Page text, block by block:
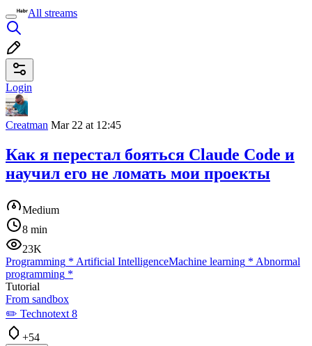
All streams
Login
Creatman Mar 22 at 12:45
Как я перестал бояться Claude Code и
научил его не ломать мои проекты
Medium
8 min
23K
Programming * Artificial IntelligenceMachine learning * Abnormal
programming *
Tutorial
From sandbox
✏️ Technotext 8
+54